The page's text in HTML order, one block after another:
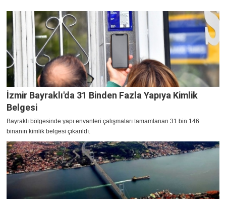
İzmir Bayraklı'da 31 Binden Fazla Yapıya Kimlik
Belgesi
Bayraklı bölgesinde yapı envanteri çalışmaları tamamlanan 31 bin 146
binanın kimlik belgesi çıkarıldı.